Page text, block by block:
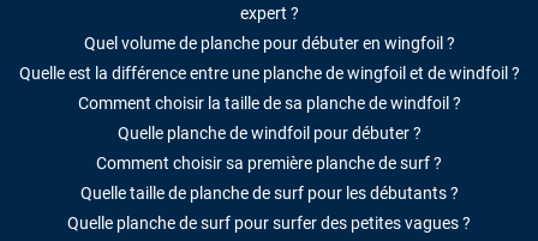
expert ?
Quel volume de planche pour débuter en wingfoil ?
Quelle est la différence entre une planche de wingfoil et de windfoil ?
Comment choisir la taille de sa planche de windfoil ?
Quelle planche de windfoil pour débuter ?
Comment choisir sa première planche de surf ?
Quelle taille de planche de surf pour les débutants ?
Quelle planche de surf pour surfer des petites vagues ?